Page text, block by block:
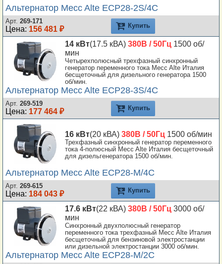
Альтернатор Mecc Alte ECP28-2S/4C
Арт. 269-171
Цена: 156 481 ₽ Купить
14 кВт(17.5 кВА) 380В / 50Гц 1500 об/
мин
Четырехполюсный трехфазный синхронный
генератор переменного тока Mecc Alte Италия
бесщеточный для дизельного генератора 1500
об/мин.
Альтернатор Mecc Alte ECP28-3S/4C
Арт. 269-519
Цена: 177 464 ₽ Купить
16 кВт(20 кВА) 380В / 50Гц 1500 об/мин
Трехфазный синхронный генератор переменного
тока 4-полюсный Mecc Alte Италия бесщеточный
для дизельгенератора 1500 об/мин.
Альтернатор Mecc Alte ECP28-M/4C
Арт. 269-615
Цена: 184 043 ₽ Купить
17.6 кВт(22 кВА) 380В / 50Гц 3000 об/
мин
Синхронный двухполюсный генератор
переменного тока трехфазный Mecc Alte Италия
бесщеточный для бензиновой электростанции
или дизельной электростанции 3000 об/мин.
Альтернатор Mecc Alte ECP28-M/2C